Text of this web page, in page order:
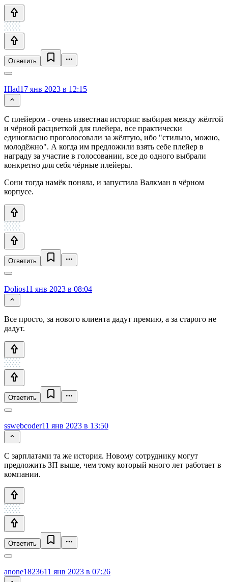
Ответить
Hlad17 янв 2023 в 12:15
С плейером - очень известная история: выбирая между жёлтой
и чёрной расцветкой для плейера, все практически
единогласно проголосовали за жёлтую, ибо "стильно, можно,
молодёжно". А когда им предложили взять себе плейер в
награду за участие в голосовании, все до одного выбрали
конкретно для себя чёрные плейеры.
Сони тогда намёк поняла, и запустила Валкман в чёрном
корпусе.
Ответить
Dolios11 янв 2023 в 08:04
Все просто, за нового клиента дадут премию, а за старого не
дадут.
Ответить
sswebcoder11 янв 2023 в 13:50
С зарплатами та же история. Новому сотруднику могут
предложить ЗП выше, чем тому который много лет работает в
компании.
Ответить
anone1823611 янв 2023 в 07:26